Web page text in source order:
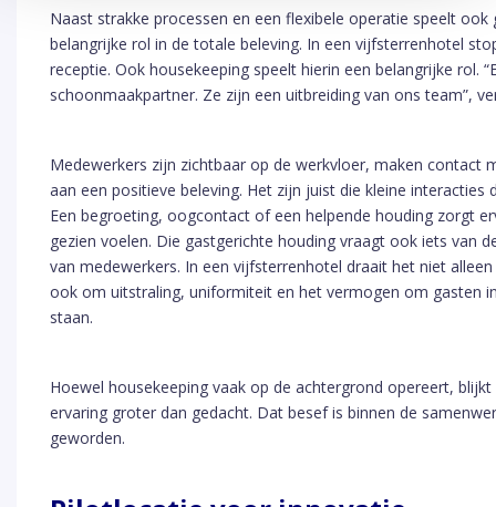
Naast strakke processen en een flexibele operatie speelt ook
belangrijke rol in de totale beleving. In een vijfsterrenhotel
receptie. Ook housekeeping speelt hierin een belangrijke rol.
schoonmaakpartner. Ze zijn een uitbreiding van ons team”,
Medewerkers zijn zichtbaar op de werkvloer, maken contact
aan een positieve beleving. Het zijn juist die kleine interacties
Een begroeting, oogcontact of een helpende houding zorgt
gezien voelen. Die gastgerichte houding vraagt ook iets van
van medewerkers. In een vijfsterrenhotel draait het niet
ook om uitstraling, uniformiteit en het vermogen om gasten
staan.
Hoewel housekeeping vaak op de achtergrond opereert,
ervaring groter dan gedacht. Dat besef is binnen de
geworden.